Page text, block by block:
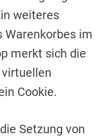
weiteres
Warenkorbes im
merkt sich die
Cookie.
Setzung von